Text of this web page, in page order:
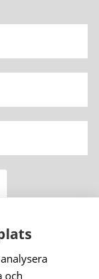
och